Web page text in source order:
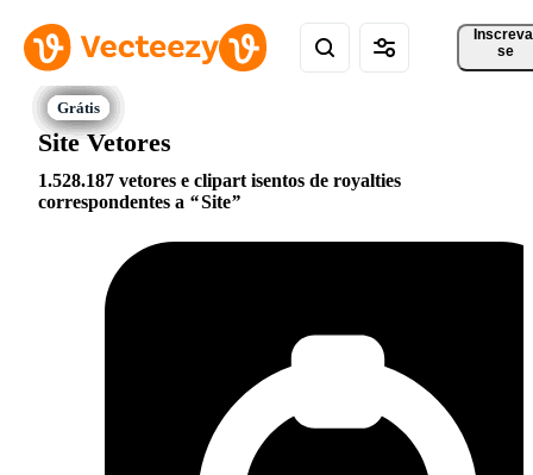
se
Site Vetores
1.528.187 vetores e clipart isentos de royalties
correspondentes a
Site